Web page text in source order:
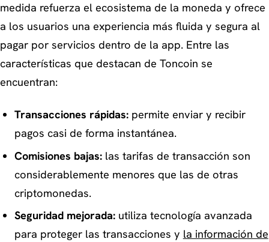
medida refuerza el ecosistema de la moneda y ofrece
a los usuarios una experiencia más fluida y segura al
pagar por servicios dentro de la app. Entre las
características que destacan de Toncoin se
encuentran:
Transacciones rápidas:permite enviar y recibir
pagos casi de forma instantánea.
Comisiones bajas:las tarifas de transacción son
considerablemente menores que las de otras
criptomonedas.
Seguridad mejorada:utiliza tecnología avanzada
para proteger las transacciones y la información de